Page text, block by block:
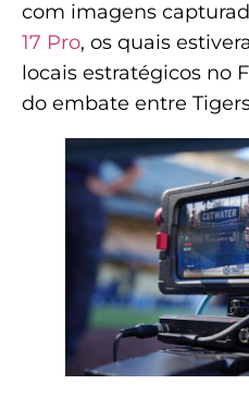
com imagens
17 Pro, os quais
locais estratégicos no
do embate entre